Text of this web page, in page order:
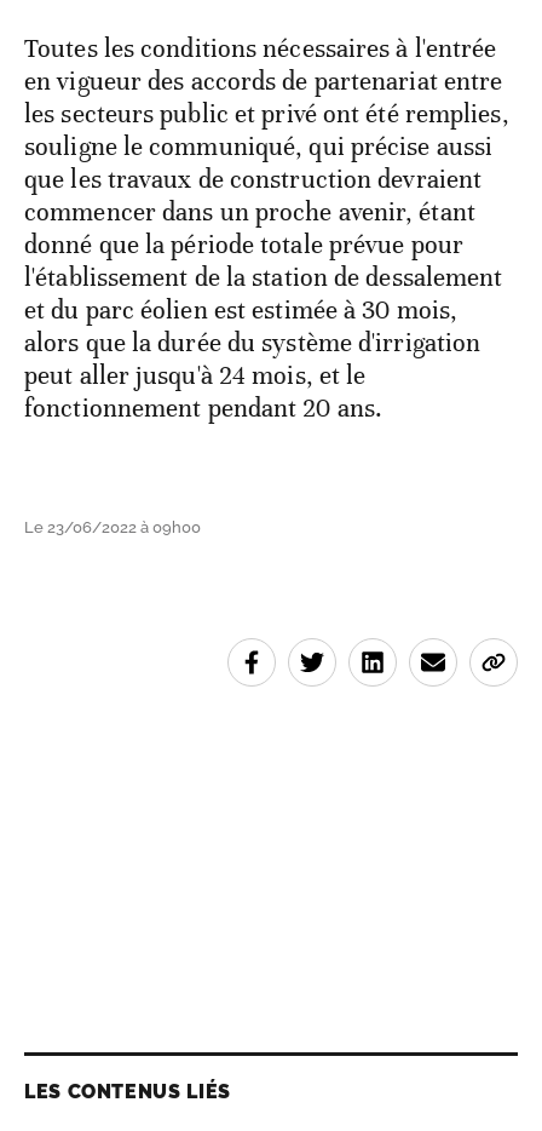
Toutes les conditions nécessaires à l'entrée
en vigueur des accords de partenariat entre
les secteurs public et privé ont été remplies,
souligne le communiqué, qui précise aussi
que les travaux de construction devraient
commencer dans un proche avenir, étant
donné que la période totale prévue pour
l'établissement de la station de dessalement
et du parc éolien est estimée à 30 mois,
alors que la durée du système d'irrigation
peut aller jusqu'à 24 mois, et le
fonctionnement pendant 20 ans.
Le 23/06/2022 à 09h00
LES CONTENUS LIÉS